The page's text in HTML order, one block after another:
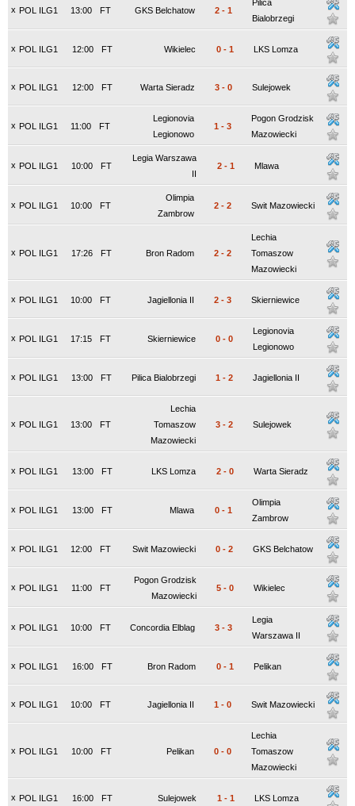
x POL ILG1 FT
13:00 GKS Belchatow 2 - 1
Pilica
Bialobrzegi
x POL ILG1 FT
12:00 Wikielec 0 - 1 LKS Lomza
x POL ILG1 FT
12:00 Warta Sieradz 3 - 0 Sulejowek
x POL ILG1 FT
11:00
Legionovia
Legionowo
1 - 3
Pogon Grodzisk
Mazowiecki
x POL ILG1 FT
10:00
Legia Warszawa
II
2 - 1 Mlawa
x POL ILG1 FT
10:00
Olimpia
Zambrow
2 - 2 Swit Mazowiecki
x POL ILG1 FT
17:26 Bron Radom 2 - 2
Lechia
Tomaszow
Mazowiecki
x POL ILG1 FT
10:00 Jagiellonia II 2 - 3 Skierniewice
x POL ILG1 FT
17:15 Skierniewice 0 - 0
Legionovia
Legionowo
x POL ILG1 FT
13:00 Pilica Bialobrzegi 1 - 2 Jagiellonia II
x POL ILG1 FT
13:00
Lechia
Tomaszow
Mazowiecki
3 - 2 Sulejowek
x POL ILG1 FT
13:00 LKS Lomza 2 - 0 Warta Sieradz
x POL ILG1 FT
13:00 Mlawa 0 - 1
Olimpia
Zambrow
x POL ILG1 FT
12:00 Swit Mazowiecki 0 - 2 GKS Belchatow
x POL ILG1 FT
11:00
Pogon Grodzisk
Mazowiecki
5 - 0 Wikielec
x POL ILG1 FT
10:00 Concordia Elblag 3 - 3
Legia
Warszawa II
x POL ILG1 FT
16:00 Bron Radom 0 - 1 Pelikan
x POL ILG1 FT
10:00 Jagiellonia II 1 - 0 Swit Mazowiecki
x POL ILG1 FT
10:00 Pelikan 0 - 0
Lechia
Tomaszow
Mazowiecki
x POL ILG1 FT
16:00 Sulejowek 1 - 1 LKS Lomza